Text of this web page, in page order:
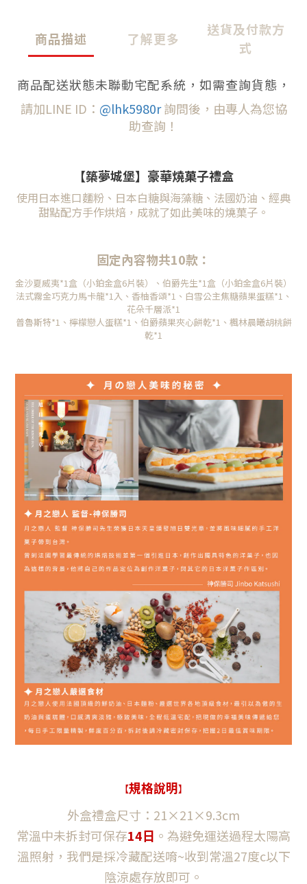
商品描述 了解更多
送貨及付款方
式
商品配送狀態未聯動宅配系統，如需查詢貨態，
請加LINE ID： @lhk5980r詢問後，由專人為您協
助查詢！
【築夢城堡】豪華燒菓子禮盒
使用日本進口麵粉、日本白糖與海藻糖、法國奶油、 經典
甜點配方手作烘焙，成就了如此美味的燒菓子。
固定內容物共10款：
金沙夏威夷*1盒（小鉑金盒6片裝）、伯爵先生*1盒（小鉑金盒6片裝）
法式霧金巧克力馬卡龍*1入、香柚香頌*1 、白雪公主焦糖蘋果蛋糕*1 、
花朵千層派*1
普魯斯特*1 、檸檬戀人蛋糕*1 、伯爵蘋果夾心餅乾*1 、楓林晨曦胡桃餅
乾*1
【規格說明】
外盒禮盒尺寸：21×21×9.3cm
常溫中未拆封可保存14日 。為避免運送過程太陽高
溫照射，我們是採冷藏配送唷~收到常溫27度c以下
陰涼處存放即可。